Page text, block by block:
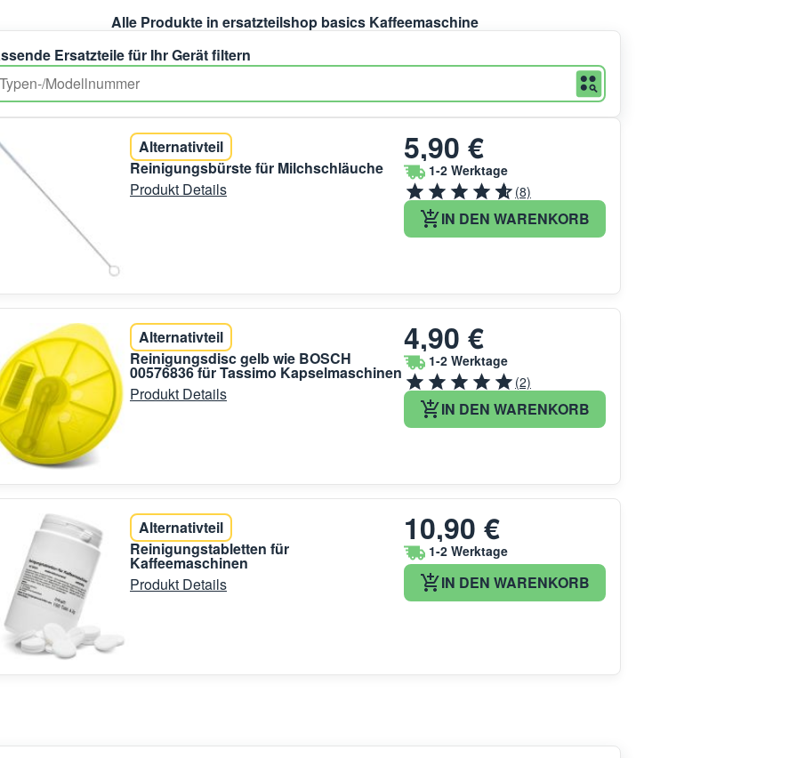
Alle Produkte in ersatzteilshop basics Kaffeemaschine
Ersatzteile für Ihr Gerät filtern
Alternativteil
Reinigungsbürste für Milchschläuche
Produkt Details
5,90 €
1-2 Werktage
(8)
IN DEN WARENKORB
Alternativteil
Reinigungsdisc gelb wie BOSCH
00576836 für Tassimo Kapselmaschinen
Produkt Details
4,90 €
1-2 Werktage
(2)
IN DEN WARENKORB
Alternativteil
Reinigungstabletten für
Kaffeemaschinen
Produkt Details
10,90 €
1-2 Werktage
IN DEN WARENKORB